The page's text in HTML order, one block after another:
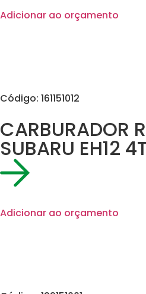
Adicionar ao orçamento
Código: 161151012
CARBURADOR
SUBARU EH12
Adicionar ao orçamento